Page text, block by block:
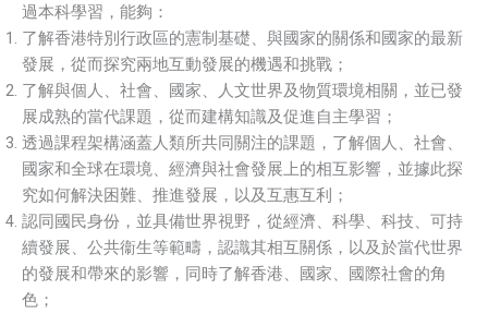
過本科學習，能夠：
了解香港特別行政區的憲制基礎、與國家的關係和國家的最新
發展，從而探究兩地互動發展的機遇和挑戰；
了解與個人、社會、國家、人文世界及物質環境相關，並已發
展成熟的當代課題，從而建構知識及促進自主學習；
透過課程架構涵蓋人類所共同關注的課題，了解個人、社會、
國家和全球在環境、經濟與社會發展上的相互影響，並據此探
究如何解決困難、推進發展，以及互惠互利；
認同國民身份，並具備世界視野，從經濟、科學、科技、可持
續發展、公共衞生等範疇，認識其相互關係，以及於當代世界
的發展和帶來的影響，同時了解香港、國家、國際社會的角
色；